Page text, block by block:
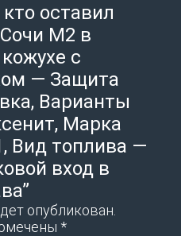
оставил
М2 в
с
— Защита
Варианты
Марка
Вид топлива —
вход в
опубликован.
*